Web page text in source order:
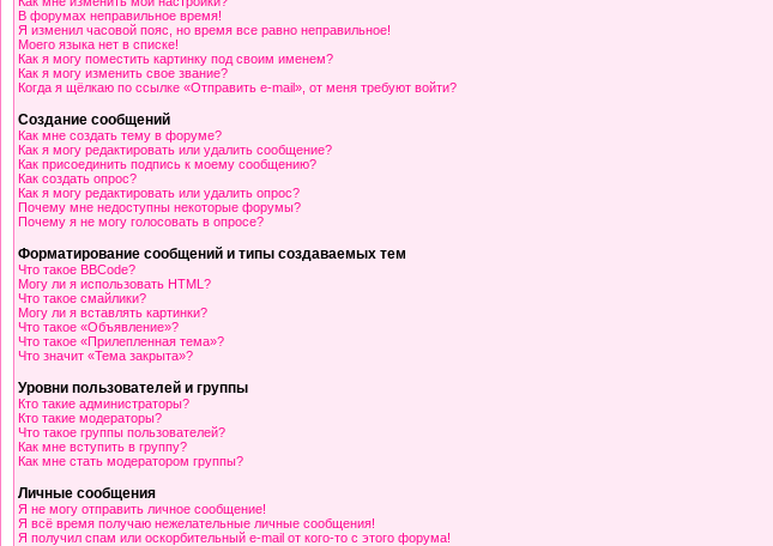
В форумах неправильное время!
Я изменил часовой пояс, но время все равно неправильное!
Моего языка нет в списке!
Как я могу поместить картинку под своим именем?
Как я могу изменить свое звание?
Когда я щёлкаю по ссылке «Отправить e-mail», от меня требуют войти?
Создание сообщений
Как мне создать тему в форуме?
Как я могу редактировать или удалить сообщение?
Как присоединить подпись к моему сообщению?
Как создать опрос?
Как я могу редактировать или удалить опрос?
Почему мне недоступны некоторые форумы?
Почему я не могу голосовать в опросе?
Форматирование сообщений и типы создаваемых тем
Что такое BBCode?
Могу ли я использовать HTML?
Что такое смайлики?
Могу ли я вставлять картинки?
Что такое «Объявление»?
Что такое «Прилепленная тема»?
Что значит «Тема закрыта»?
Уровни пользователей и группы
Кто такие администраторы?
Кто такие модераторы?
Что такое группы пользователей?
Как мне вступить в группу?
Как мне стать модератором группы?
Личные сообщения
Я не могу отправить личное сообщение!
Я всё время получаю нежелательные личные сообщения!
Я получил спам или оскорбительный e-mail от кого-то с этого форума!